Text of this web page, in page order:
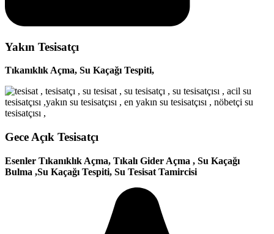
Yakın Tesisatçı
Tıkanıklık Açma, Su Kaçağı Tespiti,
Gece Açık Tesisatçı
Esenler Tıkanıklık Açma, Tıkalı Gider Açma , Su Kaçağı
Bulma ,Su Kaçağı Tespiti, Su Tesisat Tamircisi